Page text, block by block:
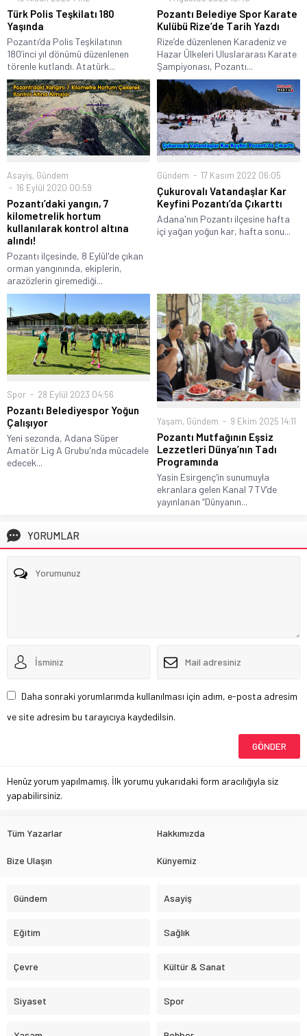
Türk Polis Teşkilatı 180
Yaşında
Pozantı’da Polis Teşkilatının
180’inci yıl dönümü düzenlenen
törenle kutlandı. Atatürk...
Pozantı Belediye Spor Karate
Kulübü Rize’de Tarih Yazdı
Rize’de düzenlenen Karadeniz ve
Hazar Ülkeleri Uluslararası Karate
Şampiyonası, Pozantı...
Asayiş, Gündem
16 Eylül 2020 00:59
Pozantı’daki yangın, 7
kilometrelik hortum
kullanılarak kontrol altına
alındı!
Pozantı ilçesinde, 8 Eylül'de çıkan
orman yangınında, ekiplerin,
arazözlerin giremediği...
Gündem 17 Kasım 2022 06:05
Çukurovalı Vatandaşlar Kar
Keyfini Pozantı’da Çıkarttı
Adana'nın Pozantı ilçesine hafta
içi yağan yoğun kar, hafta sonu...
Spor 28 Eylül 2023 04:56
Pozantı Belediyespor Yoğun
Çalışıyor
Yeni sezonda, Adana Süper
Amatör Lig A Grubu'nda mücadele
edecek...
Yaşam, Gündem 9 Ekim 2025 14:11
Pozantı Mutfağının Eşsiz
Lezzetleri Dünya’nın Tadı
Programında
Yasin Esirgenç‘in sunumuyla
ekranlara gelen Kanal 7 TV’de
yayınlanan “Dünyanın...
YORUMLAR
Daha sonraki yorumlarımda kullanılması için adım, e-posta adresim
ve site adresim bu tarayıcıya kaydedilsin.
Henüz yorum yapılmamış. İlk yorumu yukarıdaki form aracılığıyla siz
yapabilirsiniz.
Tüm Yazarlar Hakkımızda
Bize Ulaşın Künyemiz
Gündem Asayiş
Eğitim Sağlık
Çevre Kültür & Sanat
Siyaset Spor